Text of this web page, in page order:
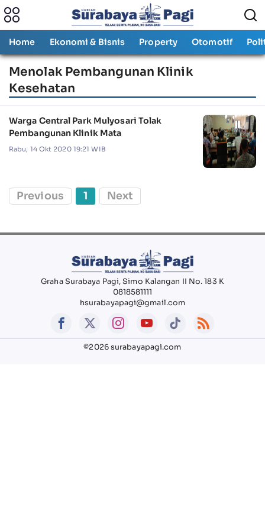
Home Ekonomi & Bisnis Property Otomotif
Menolak Pembangunan Klinik
Kesehatan
Warga Central Park Mulyosari Tolak
Pembangunan Klinik Mata
Rabu, 14 Okt 2020 19:21 WIB
Previous 1 Next
Graha Surabaya Pagi, Simo Kalangan II No. 183 K
0818581111
hsurabayapagi@gmail.com
©2026 surabayapagi.com